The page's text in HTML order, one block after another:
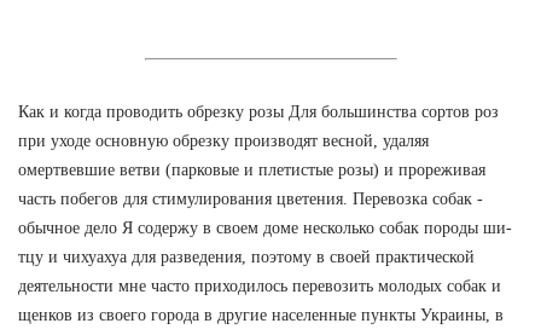
Как и когда проводить обрезку розы Для большинства сортов роз
при уходе основную обрезку производят весной, удаляя
омертвевшие ветви (парковые и плетистые розы) и прореживая
часть побегов для стимулирования цветения. Перевозка собак -
обычное дело Я содержу в своем доме несколько собак породы ши-
тцу и чихуахуа для разведения, поэтому в своей практической
деятельности мне часто приходилось перевозить молодых собак и
щенков из своего города в другие населенные пункты Украины, в